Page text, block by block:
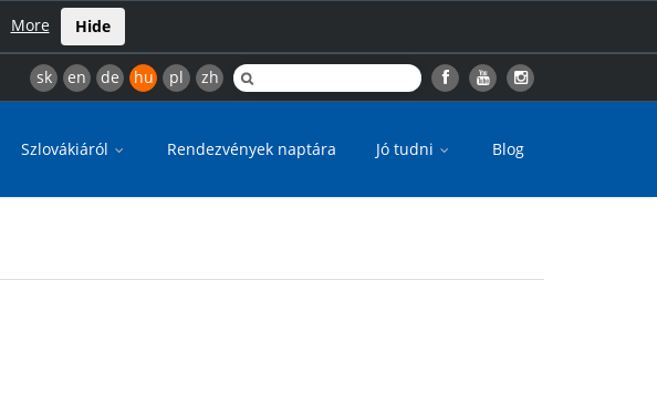
More Hide
sk en de hu pl zh
Szlovákiáról Rendezvények naptára Jó tudni Blog